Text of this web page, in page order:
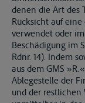
denen die Art des
Rücksicht auf eine
verwendet oder
Beschädigung im
Rdnr. 14). Indem
aus dem GMS
Ablegestelle der
und der restlichen